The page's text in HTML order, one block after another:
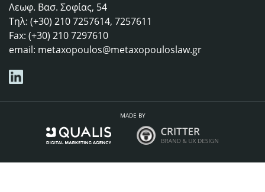
Λεωφ. Βασ. Σοφίας, 54
Τηλ: (+30) 210 7257614, 7257611
Fax: (+30) 210 7297610
email: metaxopoulos@metaxopouloslaw.gr
MADE BY